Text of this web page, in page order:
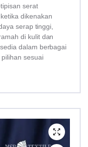
serat
dikenakan
serap tinggi,
di kulit dan
dalam berbagai
sesuai